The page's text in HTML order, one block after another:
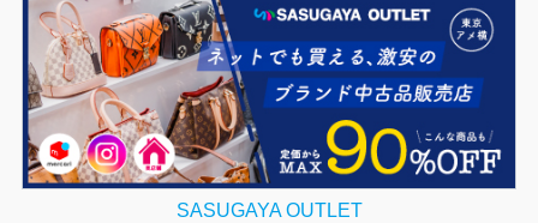
SASUGAYA OUTLET